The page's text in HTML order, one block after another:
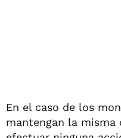
En el caso de los
mantengan la misma